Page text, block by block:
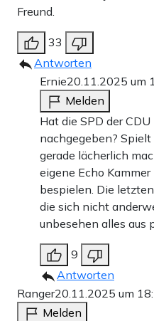
Freund.
33
Antworten
Ernie20.11.2025 um
Melden
Hat die SPD der
nachgegeben?
gerade lächerlich
eigene Echo
bespielen. Die
die sich nicht
unbesehen alles aus
9
Antworten
Ranger20.11.2025 um
Melden